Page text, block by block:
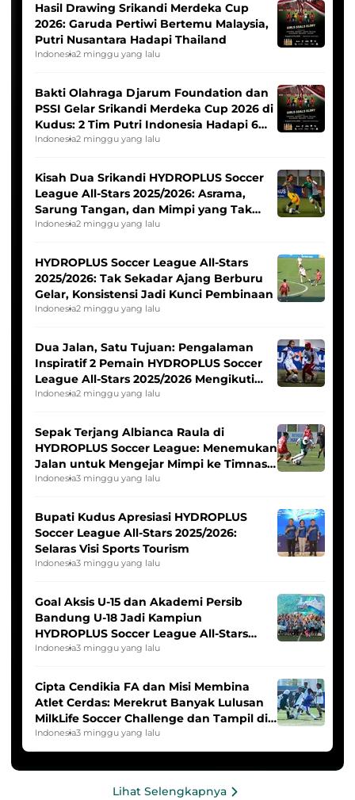
Hasil Drawing Srikandi Merdeka Cup
2026: Garuda Pertiwi Bertemu Malaysia,
Putri Nusantara Hadapi Thailand
Indonesia2 minggu yang lalu
Bakti Olahraga Djarum Foundation dan
PSSI Gelar Srikandi Merdeka Cup 2026 di
Kudus: 2 Tim Putri Indonesia Hadapi 6
Tim Asia
Indonesia2 minggu yang lalu
Kisah Dua Srikandi HYDROPLUS Soccer
League All-Stars 2025/2026: Asrama,
Sarung Tangan, dan Mimpi yang Tak
Pernah Padam
Indonesia2 minggu yang lalu
HYDROPLUS Soccer League All-Stars
2025/2026: Tak Sekadar Ajang Berburu
Gelar, Konsistensi Jadi Kunci Pembinaan
Indonesia2 minggu yang lalu
Dua Jalan, Satu Tujuan: Pengalaman
Inspiratif 2 Pemain HYDROPLUS Soccer
League All-Stars 2025/2026 Mengikuti
Seleksi Timnas Indonesia Putri
Indonesia2 minggu yang lalu
Sepak Terjang Albianca Raula di
HYDROPLUS Soccer League: Menemukan
Jalan untuk Mengejar Mimpi ke Timnas
Indonesia Putri
Indonesia3 minggu yang lalu
Bupati Kudus Apresiasi HYDROPLUS
Soccer League All-Stars 2025/2026:
Selaras Visi Sports Tourism
Indonesia3 minggu yang lalu
Goal Aksis U-15 dan Akademi Persib
Bandung U-18 Jadi Kampiun
HYDROPLUS Soccer League All-Stars
2025/2026
Indonesia3 minggu yang lalu
Cipta Cendikia FA dan Misi Membina
Atlet Cerdas: Merekrut Banyak Lulusan
MilkLife Soccer Challenge dan Tampil di
HYDROPLUS Soccer League
Indonesia3 minggu yang lalu
Lihat Selengkapnya